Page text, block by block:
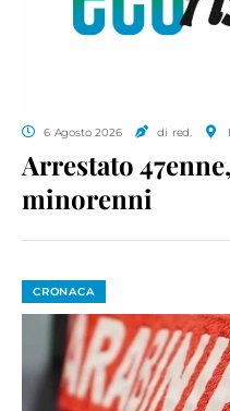
6 Agosto 2026 di red.
Arrestato
minorenni
CRONACA